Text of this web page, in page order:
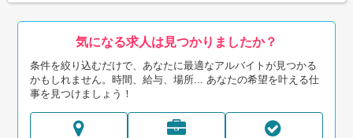
気になる求人は見つかりましたか？
条件を絞り込むだけで、あなたに最適なアルバイトが見つかる
かもしれません。時間、給与、場所... あなたの希望を叶える仕
事を見つけましょう！